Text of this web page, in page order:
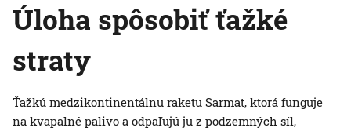
Úloha spôsobiť ťažké
straty
Ťažkú medzikontinentálnu raketu Sarmat, ktorá funguje
na kvapalné palivo a odpaľujú ju z podzemných síl,